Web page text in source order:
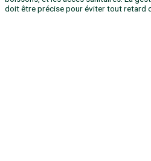
doit être précise pour éviter tout retard